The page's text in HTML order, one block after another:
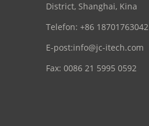
District, Shanghai, Kina
Telefon: +86 18701763042
E-post:info@jc-itech.com
Fax: 0086 21 5995 0592